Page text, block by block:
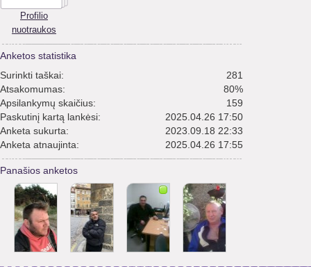
Profilio
nuotraukos
Anketos statistika
Surinkti taškai:
281
Atsakomumas:
80%
Apsilankymų skaičius:
159
Paskutinį kartą lankėsi:
2025.04.26 17:50
Anketa sukurta:
2023.09.18 22:33
Anketa atnaujinta:
2025.04.26 17:55
Panašios anketos